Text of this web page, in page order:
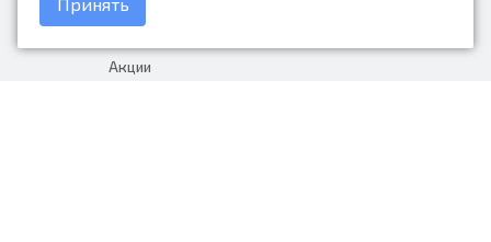
Доставка и оплата
Акции